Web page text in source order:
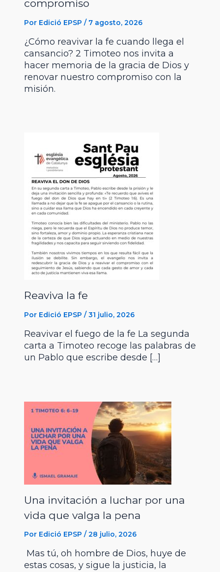
compromiso
Por Edició EPSP / 7 agosto, 2026
¿Cómo reavivar la fe cuando llega el
cansancio? 2 Timoteo nos invita a
hacer memoria de la gracia de Dios y
renovar nuestro compromiso con la
misión.
Reaviva la fe
Por Edició EPSP /31 julio, 2026
Reavivar el fuego de la fe La segunda
carta a Timoteo recoge las palabras de
un Pablo que escribe desde […]
Una invitación a luchar por una
vida que valga la pena
Por Edició EPSP / 28 julio, 2026
Mas tú, oh hombre de Dios, huye de
estas cosas, y sigue la justicia, la